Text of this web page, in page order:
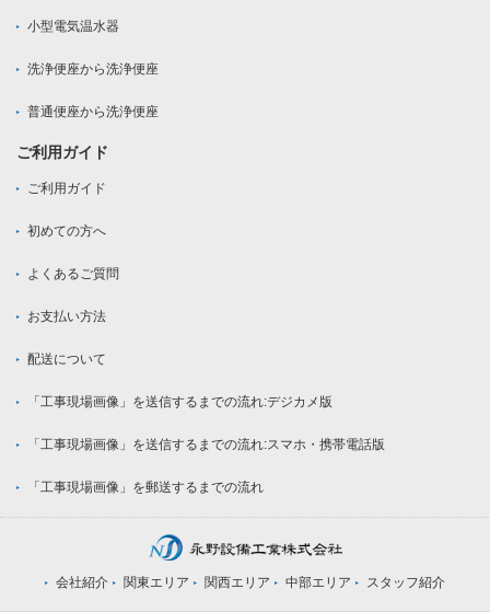
小型電気温水器
洗浄便座から洗浄便座
普通便座から洗浄便座
ご利用ガイド
ご利用ガイド
初めての方へ
よくあるご質問
お支払い方法
配送について
「工事現場画像」を送信するまでの流れ:デジカメ版
「工事現場画像」を送信するまでの流れ:スマホ・携帯電話版
「工事現場画像」を郵送するまでの流れ
会社紹介 関東エリア 関西エリア 中部エリア スタッフ紹介